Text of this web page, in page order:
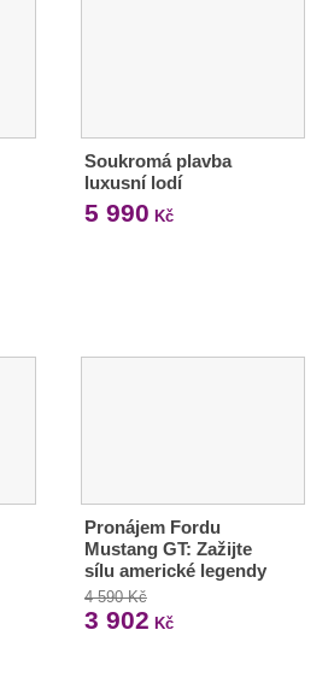
Soukromá plavba
luxusní lodí
5 990 Kč
Pronájem Fordu
Mustang GT: Zažijte
sílu americké legendy
4 590 Kč
3 902 Kč